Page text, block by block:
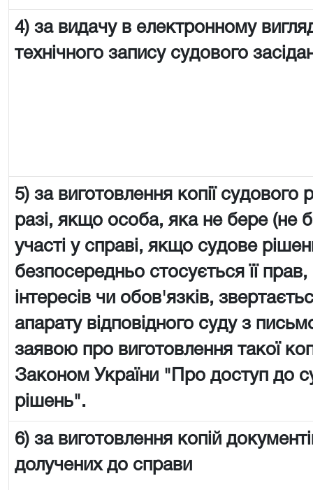
4) за видачу в електронному
технічного запису судового
5) за виготовлення копії судового
разі, якщо особа, яка не бере (не
участі у справі, якщо судове
безпосередньо стосується її
інтересів чи обов'язків,
апарату відповідного суду з
заявою про виготовлення такої
Законом України "Про доступ до
рішень".
6) за виготовлення копій
долучених до справи